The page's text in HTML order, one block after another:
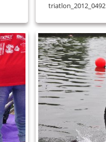
triatlon_2012_0492